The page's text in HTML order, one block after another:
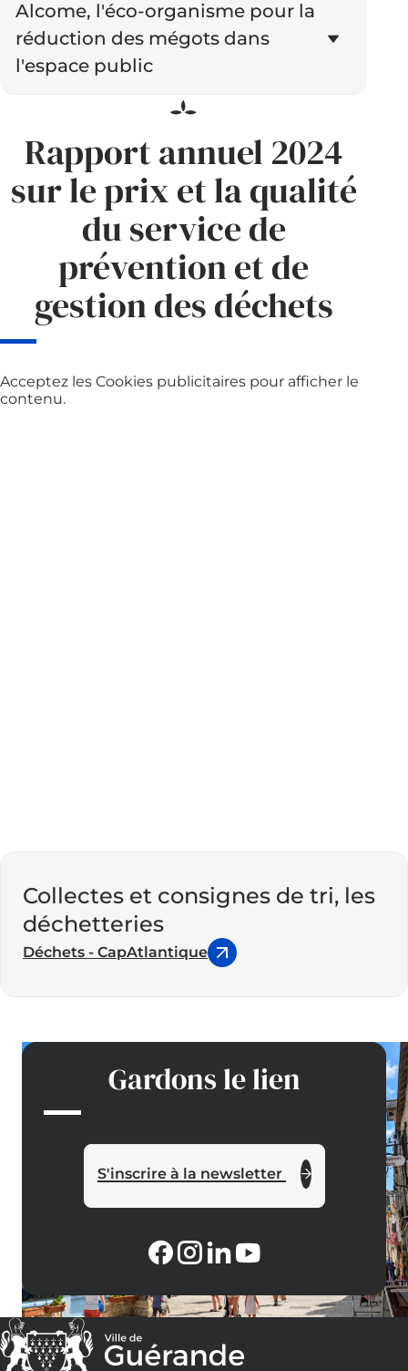
Alcome, l'éco-organisme pour la
réduction des mégots dans
l'espace public
Rapport annuel 2024
sur le prix et la qualité
du service de
prévention et de
gestion des déchets
Acceptez les Cookies publicitaires pour afficher le
contenu.
Collectes et consignes de tri, les
déchetteries
Déchets - CapAtlantique
Gardons le lien
S'inscrire à la newsletter